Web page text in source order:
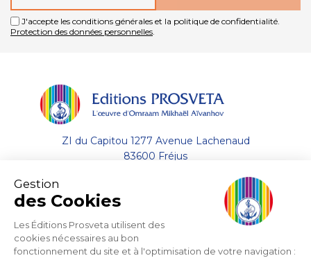
Gestion
des Cookies
Les Éditions Prosveta utilisent des
cookies nécessaires au bon
fonctionnement du site et à l'optimisation de votre navigation :
J'accepte les conditions générales et la politique de confidentialité.
Protection des données personnelles.
ZI du Capitou 1277 Avenue Lachenaud
83600 Fréjus
Envoyer un email